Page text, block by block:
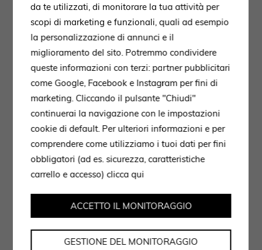
da te utilizzati, di monitorare la tua attività per
scopi di marketing e funzionali, quali ad esempio
la personalizzazione di annunci e il
miglioramento del sito. Potremmo condividere
queste informazioni con terzi: partner pubblicitari
come Google, Facebook e Instagram per fini di
marketing. Cliccando il pulsante "Chiudi"
continuerai la navigazione con le impostazioni
cookie di default. Per ulteriori informazioni e per
comprendere come utilizziamo i tuoi dati per fini
obbligatori (ad es. sicurezza, caratteristiche
carrello e accesso)clicca qui
GESTIONE DEL MONITORAGGIO
ACCETTO IL MONITORAGGIO